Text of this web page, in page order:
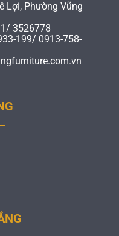
Lợi, Phường Vũng
3526778
199/ 0913-758-